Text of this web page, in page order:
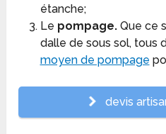
étanche;
Le pompage.Que ce
dalle de sous sol, tous
moyen de pompage
devis